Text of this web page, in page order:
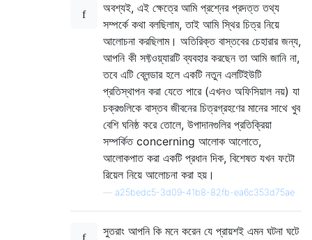
অবশ্যই, এই ক্ষেত্রে আমি প্রশ্নের প্রদত্ত তথ্য
সম্পর্কে কথা বলছিলাম, তাই আমি স্থির চিত্র নিয়ে
আলোচনা করছিলাম। অতিরিক্ত বাস্তবের চেহারার জন্য,
আপনি কী সফ্টওয়্যারটি ব্যবহার করছেন তা আমি জানি না,
তবে এটি ব্লেন্ডার হলে একটি নতুন এলটিইউটি
প্রতিস্থাপন করা যেতে পারে (এখনও অফিসিয়াল নয়) যা
চক্রগুলিকে বাস্তব জীবনের চিত্রগ্রহণের মানের সাথে খুব
বেশি ঘনিষ্ঠ করে তোলে, উপাদানগুলির প্রতিক্রিয়া
সম্পর্কিত concerning আলোক আলোতে,
আলোকপাত করা একটি প্রধান দিক, বিশেষত যখন ফটো
রিয়েল নিয়ে আলোচনা করা হয়।
a25bedc5-3d09-41b8-82fb-ea6c353d75ae
সুতরাং আপনি কি মনে করেন যে প্রায়শই এমন ঘটনা ঘটে